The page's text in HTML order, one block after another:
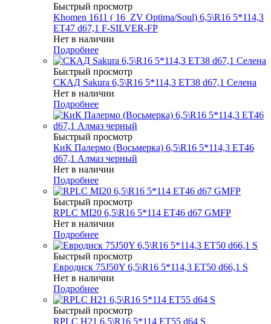
Быстрый просмотр
Khomen 1611 ( 16_ZV Optima/Soul) 6,5\R16 5*114,3
ET47 d67,1 F-SILVER-FP
Нет в наличии
Подробнее
Быстрый просмотр
СКАД Sakura 6,5\R16 5*114,3 ET38 d67,1 Селена
Нет в наличии
Подробнее
Быстрый просмотр
КиК Палермо (Восьмерка) 6,5\R16 5*114,3 ET46
d67,1 Алмаз черный
Нет в наличии
Подробнее
Быстрый просмотр
RPLC MI20 6,5\R16 5*114 ET46 d67 GMFP
Нет в наличии
Подробнее
Быстрый просмотр
Евродиск 75J50Y 6,5\R16 5*114,3 ET50 d66,1 S
Нет в наличии
Подробнее
Быстрый просмотр
RPLC H21 6,5\R16 5*114 ET55 d64 S